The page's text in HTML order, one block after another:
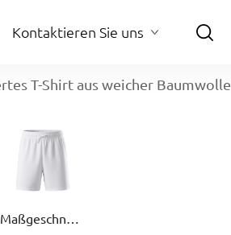
Kontaktieren Sie uns
Kontaktieren Sie uns
T-Shirt aus weicher Baumwolle
Maßgeschneiderte Shorts